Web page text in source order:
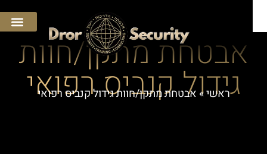
אבטחת מתקן/חוות
גידול קנביס רפואי
ראשי»אבטחת מתקן/חוות גידול קנביס רפואי